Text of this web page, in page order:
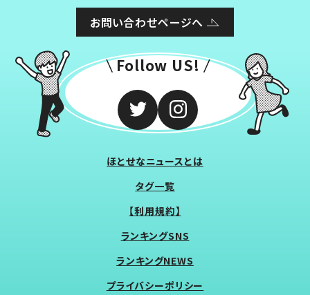
お問い合わせページへ
Follow US!
ほとせなニュースとは
タグ一覧
【利用規約】
ランキングSNS
ランキングNEWS
プライバシーポリシー